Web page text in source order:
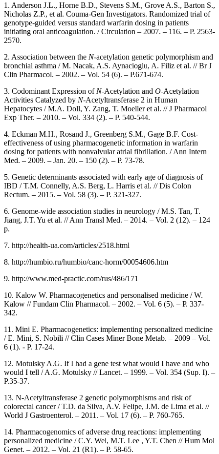
1. Anderson J.L., Horne B.D., Stevens S.M., Grove A.S., Barton S.,
Nicholas Z.P., et al. Couma-Gen Investigators. Randomized trial of
genotype-guided versus standard warfarin dosing in patients
initiating oral anticoagulation. / Circulation – 2007. – 116. – Р. 2563-
2570.
2. Association between the N-acetylation genetic polymorphism and
bronchial asthma / M. Nacak, A.S. Aynacioglu, A. Filiz et al. // Br J
Clin Pharmacol. – 2002. – Vol. 54 (6). – P.671-674.
3. Codominant Expression of N-Acetylation and O-Acetylation
Activities Catalyzed by N-Acetyltransferase 2 in Human
Hepatocytes / M.A. Doll, Y. Zang, T. Moeller et al. // J Pharmacol
Exp Ther. – 2010. – Vol. 334 (2). – Р. 540-544.
4. Eckman M.H., Rosand J., Greenberg S.M., Gage B.F. Cost-
effectiveness of using pharmacogenetic information in warfarin
dosing for patients with nonvalvular atrial fibrillation. / Ann Intern
Med. – 2009. – Jan. 20. – 150 (2). – Р. 73-78.
5. Genetic determinants associated with early age of diagnosis of
IBD / T.M. Connelly, A.S. Berg, L. Harris et al. // Dis Colon
Rectum. – 2015. – Vol. 58 (3). – Р. 321-327.
6. Genome-wide association studies in neurology / M.S. Tan, T.
Jiang, J.T. Yu et al. // Ann Transl Med. – 2014. – Vol. 2 (12). – 124
р.
7. http://health-ua.com/articles/2518.html
8. http://humbio.ru/humbio/canc-horm/00054606.htm
9. http://www.med-practic.com/rus/486/171
10. Kalow W. Pharmacogenetics and personalised medicine / W.
Kalow // Fundam Clin Pharmacol. – 2002. – Vol. 6 (5). – Р. 337-
342.
11. Mini E. Pharmacogenetics: implementing personalized medicine
/ E. Mini, S. Nobili // Clin Cases Miner Bone Metab. – 2009 – Vol.
6 (1). - P. 17-24.
12. Motulsky A.G. If I had a gene test what would I have and who
would I tell / A.G. Motulsky // Lancet. – 1999. – Vol. 354 (Sup. I). –
Р.35-37.
13. N-Acetyltransferase 2 genetic polymorphisms and risk of
colorectal cancer / T.D. da Silva, A.V. Felipe, J.M. de Lima et al. //
World J Gastroenterol. – 2011. – Vol. 17 (6). – Р. 760-765.
14. Pharmacogenomics of adverse drug reactions: implementing
personalized medicine / C.Y. Wei, M.T. Lee , Y.T. Chen // Hum Mol
Genet. – 2012. – Vol. 21 (R1). – Р. 58-65.